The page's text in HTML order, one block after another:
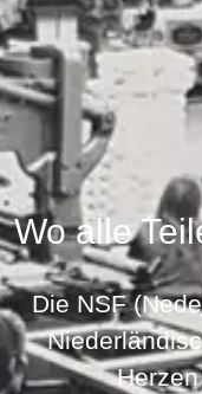
Wo alle
Die NSF